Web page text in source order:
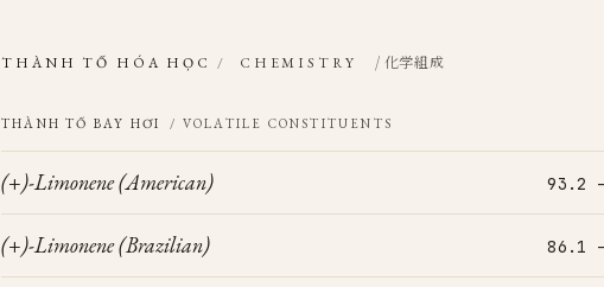
THÀNH TỐ HÓA HỌC / CHEMISTRY / 化学組成
THÀNH TỐ BAY HƠI / VOLATILE CONSTITUENTS
(+)-Limonene (American) 93.2
(+)-Limonene (Brazilian) 86.1